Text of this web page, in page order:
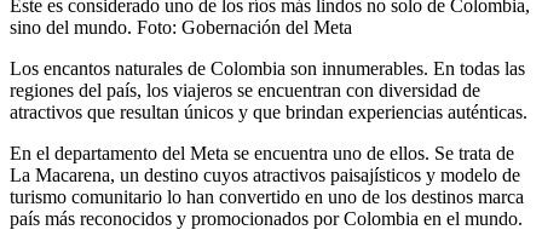
Este es considerado uno de los ríos más lindos no solo de Colombia,
sino del mundo. Foto: Gobernación del Meta
Los encantos naturales de Colombia son innumerables. En todas las
regiones del país, los viajeros se encuentran con diversidad de
atractivos que resultan únicos y que brindan experiencias auténticas.
En el departamento del Meta se encuentra uno de ellos. Se trata de
La Macarena, un destino cuyos atractivos paisajísticos y modelo de
turismo comunitario lo han convertido en uno de los destinos marca
país más reconocidos y promocionados por Colombia en el mundo.